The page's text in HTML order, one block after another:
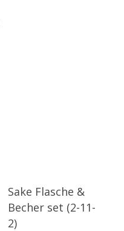
Sake Flasche &
Becher set (2-11-
2)